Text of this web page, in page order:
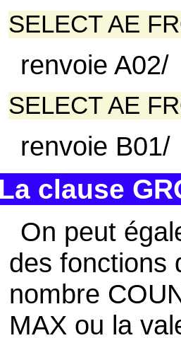
SELECT AE
renvoie A02/
SELECT AE
renvoie B01/
clause
On peut
des fonctions
nombre
MAX ou la